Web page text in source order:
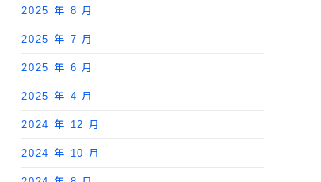
2025 年 8 月
2025 年 7 月
2025 年 6 月
2025 年 4 月
2024 年 12 月
2024 年 10 月